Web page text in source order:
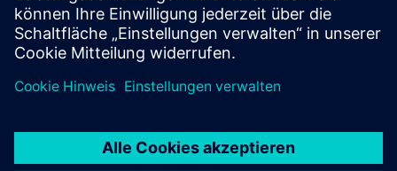
Um Anlagen, Systeme, Maschinen und Netzwerke vor
Cyberbedrohungen zu schützen, ist es notwendig, ein
Sicherheitskonzept zu implementieren — und
Lösungen von Siemens sind nur ein Element eines solchen
Konzepts. Weitere Informationen über industrielle